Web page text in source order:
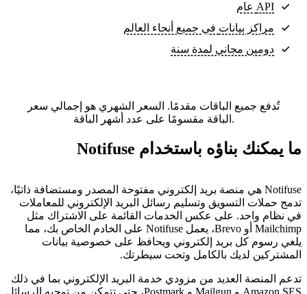
API عام
مراكز بيانات في جميع أنحاء العالم
دومين مجاني لمدة سنة
تُدفع جميع الباقات مقدمًا. السعر الشهري هو إجمالي سعر
الباقة مقسومًا على عدد أشهر الباقة.
ما يمكنك بناؤه باستخدام Notifuse
Notifuse هي منصة بريد إلكتروني مفتوحة المصدر ومستضافة ذاتيًا،
تدمج حملات التسويق وتسليم رسائل البريد الإلكتروني للمعاملات
في نظام واحد. على عكس الخدمات القائمة على الاشتراك مثل
Mailchimp أو Brevo، يعمل Notifuse على الخادم الخاص بك، مما
يلغي رسوم كل بريد إلكتروني ويحافظ على خصوصية بيانات
المشتركين لديك بالكامل وتحت سيطرتك.
تدعم المنصة العديد من مزودي خدمة البريد الإلكتروني بما في ذلك
Amazon SES و Mailgun و Postmark، حتى تتمكن من توجيه الرسائل